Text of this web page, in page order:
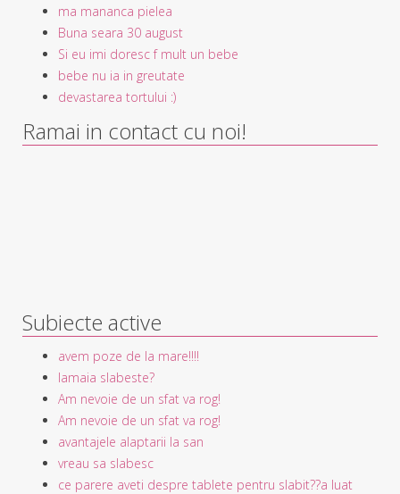
ma mananca pielea
Buna seara 30 august
Si eu imi doresc f mult un bebe
bebe nu ia in greutate
devastarea tortului :)
Ramai in contact cu noi!
Subiecte active
avem poze de la mare!!!!
lamaia slabeste?
Am nevoie de un sfat va rog!
Am nevoie de un sfat va rog!
avantajele alaptarii la san
vreau sa slabesc
ce parere aveti despre tablete pentru slabit??a luat